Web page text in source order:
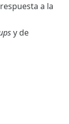
a la
y de